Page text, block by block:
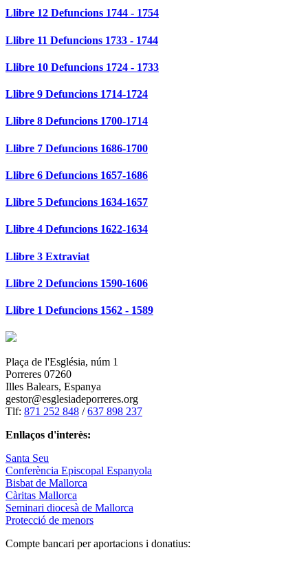
Llibre 12 Defuncions 1744 - 1754
Llibre 11 Defuncions 1733 - 1744
Llibre 10 Defuncions 1724 - 1733
Llibre 9 Defuncions 1714-1724
Llibre 8 Defuncions 1700-1714
Llibre 7 Defuncions 1686-1700
Llibre 6 Defuncions 1657-1686
Llibre 5 Defuncions 1634-1657
Llibre 4 Defuncions 1622-1634
Llibre 3 Extraviat
Llibre 2 Defuncions 1590-1606
Llibre 1 Defuncions 1562 - 1589
Plaça de l'Església, núm 1
Porreres 07260
Illes Balears, Espanya
gestor@esglesiadeporreres.org
Tlf: 871 252 848 /637 898 237
Enllaços d'interès:
Santa Seu
Conferència Episcopal Espanyola
Bisbat de Mallorca
Càritas Mallorca
Seminari diocesà de Mallorca
Protecció de menors
Compte bancari per aportacions i donatius: